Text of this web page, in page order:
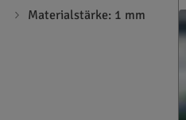
Materialstärke: 1 mm